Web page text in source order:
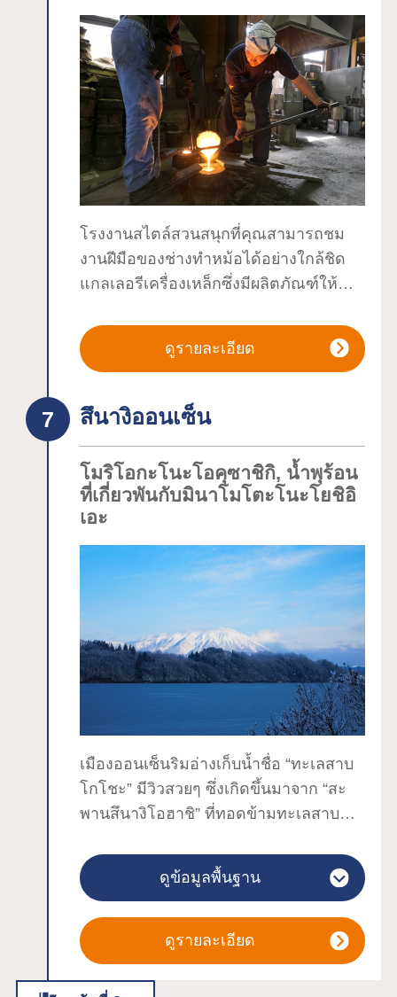
โรงงานสไตล์สวนสนุกที่คุณสามารถชม
งานฝีมือของช่างทำหม้อได้อย่างใกล้ชิด
แกลเลอรีเครื่องเหล็กซึ่งมีผลิตภัณฑ์ให้
สถานที่ที่ต้องไปชมเช่นกันเครื่องเหล็กนัมบุ
ถูกผลิตขึ้นด้วยกระบวนการและมือมนุษย์
สถานที่ที่คุณสามารถชมกระบวนการผลิต
เพลิดเพลินกับโลกแห่งการผลิตแบบ
ไดนามิกและละเอียดอ่อน เช่น การหล่อ
และการระบายสีแลคเกอร์แล้ว ให้มุ่งหน้า
เลือกมากมายมากที่สุดในจังหวัดพนักงาน
ของเราซึ่งเชี่ยวชาญด้านวิธีการผลิตและ
การใช้งานสามารถช่วยงานเครื่องเหล็กได้
ทุกด้านรูปแบบใหม่ๆ ถูกสร้างขึ้นทุกวัน
ตามประเพณีที่มีมายาวนานกว่า 400 ปี
เชิญมาสัมผัสกับอดีต ปัจจุบัน และอนาคต
ดูรายละเอียด
สึนางิออนเซ็น
โมริโอกะโนะโอคุซาชิกิ, น้ำพุร้อน
ที่เกี่ยวพันกับมินาโมโตะโนะโยชิอิ
เอะ
เมืองออนเซ็นริมอ่างเก็บน้ำชื่อ “ทะเลสาบ
โกโชะ” มีวิวสวยๆ ซึ่งเกิดขึ้นมาจาก “สะ
พานสึนางิโอฮาชิ” ที่ทอดข้ามทะเลสาบ
สึนางิออนเซ็นมีประวัติศาสตร์ยาวนานถึง
900 ปี และชื่อของมันตั้งมาจากตอนที่นาย
เอาไว้กับหินก่อนจะลงแช่เมื่อศตวรรษที่ 11
ภายในศาลเจ้าสึนางิออนเซ็นจึงมีหินสึนางิ
อยู่ ผู้คนจำนวนมากคุ้นเคยดีว่าเป็น “โมริ
ดูข้อมูลพื้นฐาน
ดูรายละเอียด